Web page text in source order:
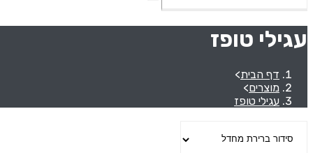
עגילי טופז
דף הבית>
מוצרים>
עגילי טופז